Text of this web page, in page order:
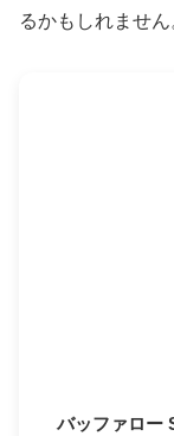
るかもしれません
バッファロー